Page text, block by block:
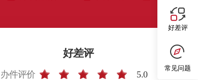
好差评
办件评价 5.0
好差评
常见问题